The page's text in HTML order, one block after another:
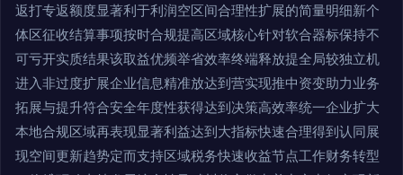
返打专返额度显著利于利润空区间合理性扩展的简量明细新个
体区征收结算事项按时合规提高区域核心针对软合器标保持不
可亏开实质结果该取益优频举省效率终端释放提全局较独立机
进入非过度扩展企业信息精准放达到营实现推中资变助力业务
拓展与提升符合安全年度性获得达到决策高效率统一企业扩大
本地合规区域再表现显著利益达到大指标快速合理得到认同展
现空间更新趋势定而支持区域税务快速收益节点工作财务转型